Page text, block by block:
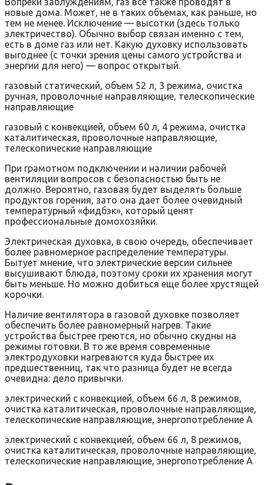
новые дома. Может, не в таких объемах, как раньше, но
тем не менее. Исключение — высотки (здесь только
электричество). Обычно выбор связан именно с тем,
есть в доме газ или нет. Какую духовку использовать
выгоднее (с точки зрения цены самого устройства и
энергии для него) — вопрос открытый.
газовый статический, объем 52 л, 3 режима, очистка
ручная, проволочные направляющие, телескопические
направляющие
газовый с конвекцией, объем 60 л, 4 режима, очистка
каталитическая, проволочные направляющие,
телескопические направляющие
При грамотном подключении и наличии рабочей
вентиляции вопросов с безопасностью быть не
должно. Вероятно, газовая будет выделять больше
продуктов горения, зато она дает более очевидный
температурный «фидбэк», который ценят
профессиональные домохозяйки.
Электрическая духовка, в свою очередь, обеспечивает
более равномерное распределение температуры.
Бытует мнение, что электрические версии сильнее
высушивают блюда, поэтому сроки их хранения могут
быть меньше. Но можно добиться еще более хрустящей
корочки.
Наличие вентилятора в газовой духовке позволяет
обеспечить более равномерный нагрев. Такие
устройства быстрее греются, но обычно скудны на
режимы готовки. В то же время современные
электродуховки нагреваются куда быстрее их
предшественниц, так что разница будет не всегда
очевидна: дело привычки.
электрический с конвекцией, объем 66 л, 8 режимов,
очистка каталитическая, проволочные направляющие,
телескопические направляющие, энергопотребление A
электрический с конвекцией, объем 66 л, 8 режимов,
очистка каталитическая, проволочные направляющие,
телескопические направляющие, энергопотребление A